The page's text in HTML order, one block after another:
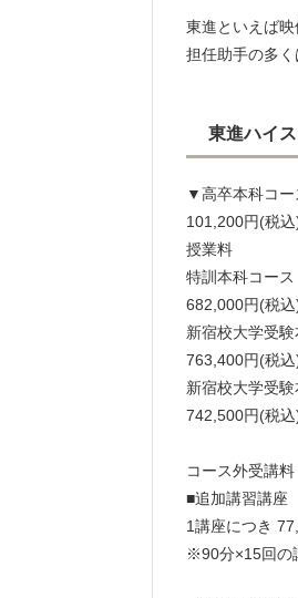
東進といえば
担任助手の多く
東進ハイ
▼高卒本科コー
101,200円(税込
授業料
特訓本科コース
682,000円(税込
新宿校大学受
763,400円(税込
新宿校大学受験
742,500円(税込
コース外受講料
■追加講習講座
1講座につき
※90分×15回の